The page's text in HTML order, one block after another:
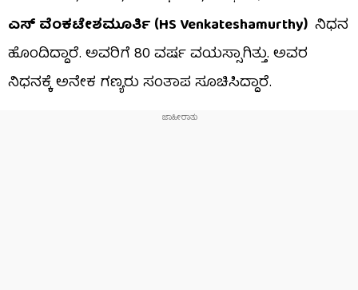
ಎಸ್​ ವೆಂಕಟೇಶಮೂರ್ತಿ (HS Venkateshamurthy) ನಿಧನ
ಹೊಂದಿದ್ದಾರೆ. ಅವರಿಗೆ 80 ವರ್ಷ ವಯಸ್ಸಾಗಿತ್ತು. ಅವರ
ನಿಧನಕ್ಕೆ ಅನೇಕ ಗಣ್ಯರು ಸಂತಾಪ ಸೂಚಿಸಿದ್ದಾರೆ.